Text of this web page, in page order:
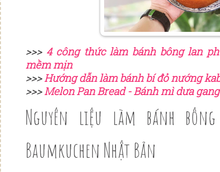
>>> 4 công thức làm bánh bông lan
mềm mịn
>>>Hướng dẫn làm bánh bí đỏ nướng
>>>Melon Pan Bread - Bánh mì dưa
Nguyên liệu làm bánh
Baumkuchen Nhật Bản